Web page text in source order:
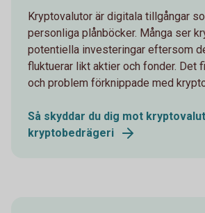
Kryptovalutor är digitala tillgångar
personliga plånböcker. Många ser
potentiella investeringar eftersom
fluktuerar likt aktier och fonder. Det
och problem förknippade med
Så skyddar du dig mot
kryptobedrägeri